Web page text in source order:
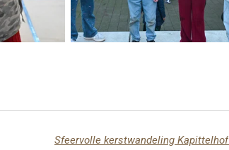
Sfeervolle kerstwandeling Kapittelhof